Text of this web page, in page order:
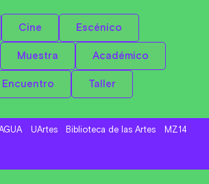
Cine Escénico
Muestra Académico
Encuentro Taller
UArtes Biblioteca de las Artes MZ14